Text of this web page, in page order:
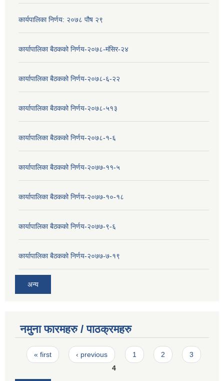
कार्यपालिका निर्णय: २०७८ पौष २९
कार्यापालिका बैठकको निर्णय-२०७८-मंसिर-२४
कार्यापालिका बैठकको निर्णय-२०७८-६-२२
कार्यापालिका बैठकको निर्णय-२०७८-५१३
कार्यापालिका बैठकको निर्णय-२०७८-१-६
कार्यापालिका बैठकको निर्णय-२०७७-११-५
कार्यापालिका बैठकको निर्णय-२०७७-१०-१८
कार्यापालिका बैठकको निर्णय-२०७७-९-६
कार्यापालिका बैठकको निर्णय-२०७७-७-१९
अन्य
नमुना फारमहरु / पाठक्रमहरु
Pages
« first ‹ previous 1 2
3
4